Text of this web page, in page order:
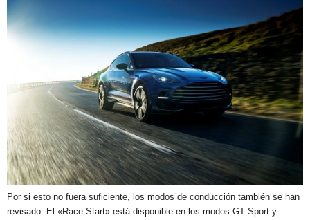
Por si esto no fuera suficiente, los modos de conducción también se han
revisado. El «Race Start» está disponible en los modos GT Sport y